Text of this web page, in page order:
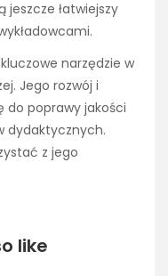
jeszcze łatwiejszy
narzędzie w
Jego rozwój i
do poprawy jakości
dydaktycznych.
z jego
like